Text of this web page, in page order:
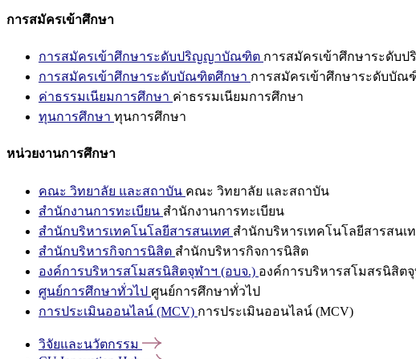
การสมัครเข้าศึกษา
การสมัครเข้าศึกษาระดับปริญญาบัณฑิต การสมัครเข้าศึกษาระดับ
การสมัครเข้าศึกษาระดับบัณฑิตศึกษา การสมัครเข้าศึกษาระดับบัณ
ค่าธรรมเนียมการศึกษา ค่าธรรมเนียมการศึกษา
ทุนการศึกษา ทุนการศึกษา
หน่วยงานการศึกษา
คณะ วิทยาลัย และสถาบัน คณะ วิทยาลัย และสถาบัน
สำนักงานการทะเบียน สำนักงานการทะเบียน
สำนักบริหารเทคโนโลยีสารสนเทศ สำนักบริหารเทคโนโลยีสารสนเ
สำนักบริหารกิจการนิสิต สำนักบริหารกิจการนิสิต
องค์การบริหารสโมสรนิสิตจุฬาฯ (อบจ.) องค์การบริหารสโมสรนิสิต
ศูนย์การศึกษาทั่วไป ศูนย์การศึกษาทั่วไป
การประเมินออนไลน์ (MCV) การประเมินออนไลน์ (MCV)
วิจัยและนวัตกรรม